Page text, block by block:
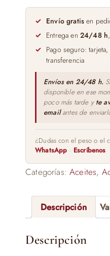
Virgen
Extra
Oleoestepa
750ml
cantidad
Envío gratis en
Entrega en 24/48 h
Pago seguro: tarjeta,
transferencia
Envíos en 24/48 h.
disponible en ese
poco más tarde y te
emailantes de
¿Dudas con el peso o el
WhatsApp · Escríbenos
Categorías:Aceites,
Descripción
Descripción